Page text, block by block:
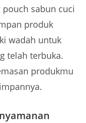
sabun cuci
produk
wadah untuk
telah terbuka.
produkmu